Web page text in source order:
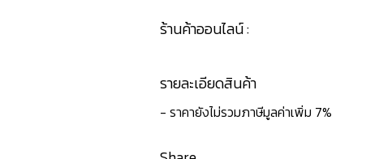
ร้านค้าออนไลน์ :
รายละเอียดสินค้า
- ราคายังไม่รวมภาษีมูลค่าเพิ่ม 7%